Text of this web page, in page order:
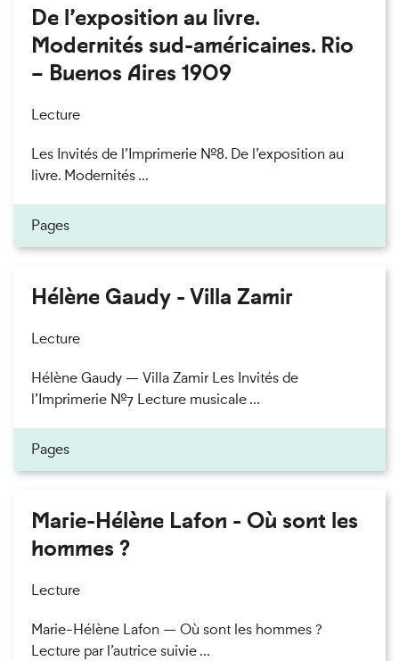
De l’exposition au livre.
Modernités sud-américaines. Rio
– Buenos Aires 1909
Lecture
Les Invités de l’Imprimerie n°8. De l’exposition au
livre. Modernités ...
Pages
Hélène Gaudy - Villa Zamir
Lecture
Hélène Gaudy — Villa Zamir Les Invités de
l’Imprimerie n°7 Lecture musicale ...
Pages
Marie-Hélène Lafon - Où sont les
hommes ?
Lecture
Marie-Hélène Lafon — Où sont les hommes ?
Lecture par l’autrice suivie ...